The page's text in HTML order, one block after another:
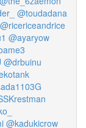
@toudadana
@ricericeandrice
@ayaryow
@drbuinu
@kadukicrow